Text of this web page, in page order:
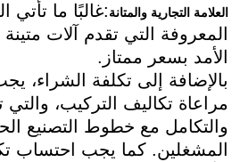
العلامة التجارية والمتانة:غالبًا ما تأتي
المعروفة التي تقدم آلات
الأمد بسعر ممتاز.
بالإضافة إلى تكلفة الشراء،
مراعاة تكاليف التركيب،
والتكامل مع خطوط التصنيع
المشغلين. كما يجب احتساب